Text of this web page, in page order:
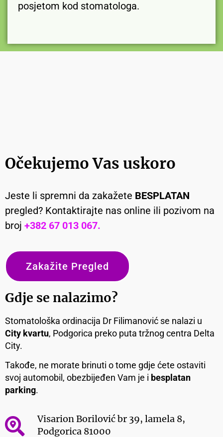
posjetom kod stomatologa.
Očekujemo Vas uskoro
Jeste li spremni da zakažete BESPLATAN
pregled? Kontaktirajte nas online ili pozivom na
broj +382 67 013 067.
Zakažite Pregled
Gdje se nalazimo?
Stomatološka ordinacija Dr Filimanović se nalazi u
City kvartu, Podgorica preko puta tržnog centra Delta
City.
Takođe, ne morate brinuti o tome gdje ćete ostaviti
svoj automobil, obezbijeđen Vam je i besplatan
parking.
Visarion Borilović br 39, lamela 8,
Podgorica 81000